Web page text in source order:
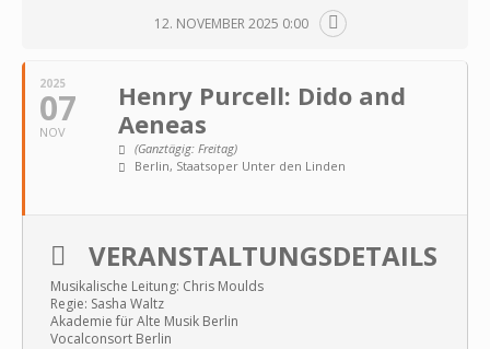
12. NOVEMBER 2025 0:00
2025
07
NOV
Henry Purcell: Dido and
Aeneas
(Ganztägig: Freitag)
Berlin, Staatsoper Unter den Linden
VERANSTALTUNGSDETAILS
Musikalische Leitung: Chris Moulds
Regie: Sasha Waltz
Akademie für Alte Musik Berlin
Vocalconsort Berlin